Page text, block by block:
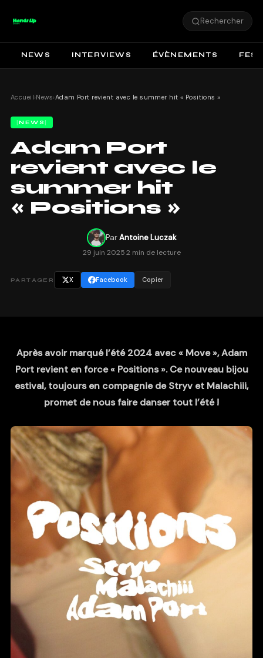
Rechercher
NEWS INTERVIEWS ÉVÈNEMENTS
Accueil›News›Adam Port revient avec le summer hit « Positions »
NEWS
Adam Port
revient avec le
summer hit
« Positions »
ParAntoine Luczak
29 juin 20252 min de lecture
PARTAGER X Facebook Copier
Après avoir marqué l’été 2024 avec « Move », Adam
Port revient en force « Positions ». Ce nouveau bijou
estival, toujours en compagnie de Stryv et Malachiii,
promet de nous faire danser tout l’été !